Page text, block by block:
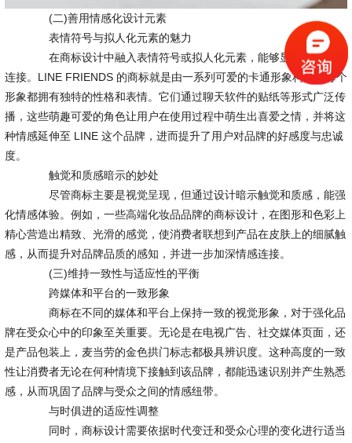
(二)善用情感化设计元素
表情符号与拟人化元素的魅力
在商标设计中融入表情符号或拟人化元素，能够显著增强情感
连接。LINE FRIENDS 的商标就是由一系列可爱的卡通形象构成，每个
形象都拥有独特的性格和表情。它们通过聊天软件的贴纸等形式广泛传
播，这些萌趣可爱的角色让用户在使用过程中萌生出喜爱之情，并将这
种情感延伸至 LINE 这个品牌，进而提升了用户对品牌的好感度与忠诚
度。
触觉和质感暗示的妙处
尽管商标主要是视觉呈现，但通过设计暗示触觉和质感，能强
化情感体验。例如，一些高端化妆品品牌的商标设计，在图形和色彩上
精心营造出精致、光滑的感觉，使消费者联想到产品在皮肤上的细腻触
感，从而提升对品牌品质的感知，并进一步加深情感连接。
(三)维持一致性与适应性的平衡
跨媒体和平台的一致形象
商标在不同的媒体和平台上保持一致的视觉形象，对于强化品
牌在受众心中的印象至关重要。无论是在电视广告、社交媒体页面，还
是产品包装上，麦当劳的金色拱门标志都极具辨识度。这种高度的一致
性让消费者无论在何种情境下接触到该品牌，都能迅速识别并产生熟悉
感，从而巩固了品牌与受众之间的情感纽带。
与时俱进的适应性调整
同时，商标设计需要依据时代变迁和受众心理的变化进行适当